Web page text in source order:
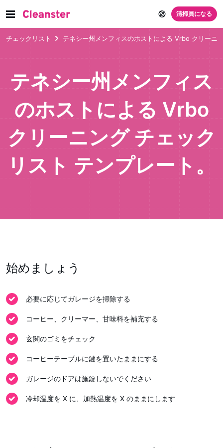
清掃員になる
チェックリスト テネシー州メンフィスのホストによる Vrbo クリーニ
テネシー州メンフィス
のホストによる Vrbo
クリーニング チェック
リスト テンプレート。
始めましょう
必要に応じてガレージを掃除する
コーヒー、クリーマー、甘味料を補充する
玄関のゴミをチェック
コーヒーテーブルに鍵を置いたままにする
ガレージのドアは施錠しないでください
冷却温度を X に、加熱温度を X のままにします